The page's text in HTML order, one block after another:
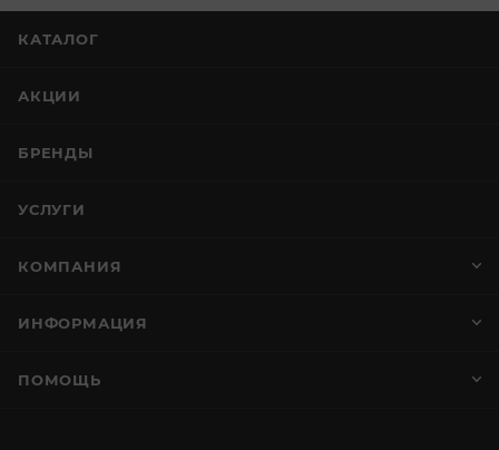
КАТАЛОГ
АКЦИИ
БРЕНДЫ
УСЛУГИ
КОМПАНИЯ
ИНФОРМАЦИЯ
ПОМОЩЬ